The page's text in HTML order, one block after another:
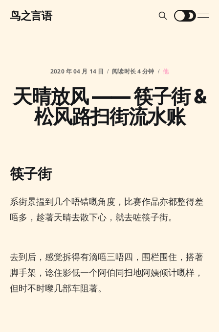
鸟之言语
2020 年 04 月 14 日 阅读时长 4 分钟 他
天晴放风 —— 筷子街 &
松风路扫街流水账
筷子街
系街景揾到几个唔错嘅角度，比赛作品亦都整得差
唔多，趁著天晴去散下心，就去咗筷子街。
去到后，感觉拆得有滴唔三唔四，围栏围住，搭著
脚手架，谂住影低一个阿伯同扫地阿姨倾计嘅样，
但时不时嚟几部车阻著。